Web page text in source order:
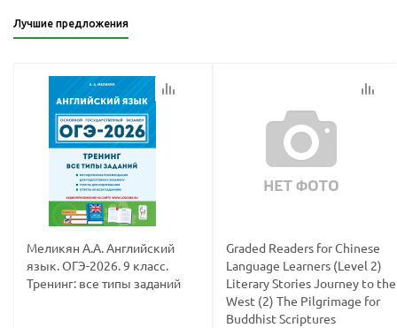
Лучшие предложения
Меликян А.А. Английский
язык. ОГЭ-2026. 9 класс.
Тренинг: все типы заданий
Graded Readers for Chinese
Language Learners (Level 2)
Literary Stories Journey to the
West (2) The Pilgrimage for
Buddhist Scriptures